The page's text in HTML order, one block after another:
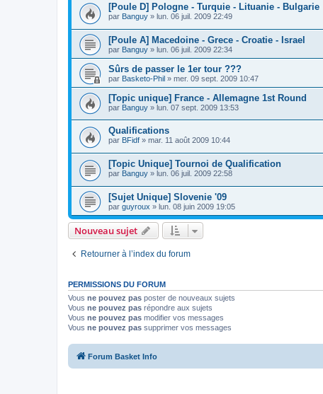
[Poule D] Pologne - Turquie - Lituanie - Bulgarie
par Banguy » lun. 06 juil. 2009 22:49
[Poule A] Macedoine - Grece - Croatie - Israel
par Banguy » lun. 06 juil. 2009 22:34
Sûrs de passer le 1er tour ???
par Basketo-Phil » mer. 09 sept. 2009 10:47
[Topic unique] France - Allemagne 1st Round
par Banguy » lun. 07 sept. 2009 13:53
Qualifications
par BFidf » mar. 11 août 2009 10:44
[Topic Unique] Tournoi de Qualification
par Banguy » lun. 06 juil. 2009 22:58
[Sujet Unique] Slovenie '09
par guyroux » lun. 08 juin 2009 19:05
Nouveau sujet
Retourner à l’index du forum
PERMISSIONS DU FORUM
Vous ne pouvez pas poster de nouveaux sujets
Vous ne pouvez pas répondre aux sujets
Vous ne pouvez pas modifier vos messages
Vous ne pouvez pas supprimer vos messages
Forum Basket Info